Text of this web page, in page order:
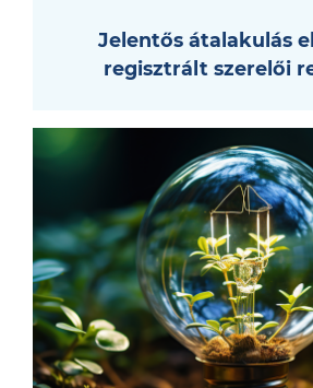
Jelentős átalakulás
regisztrált szerelői